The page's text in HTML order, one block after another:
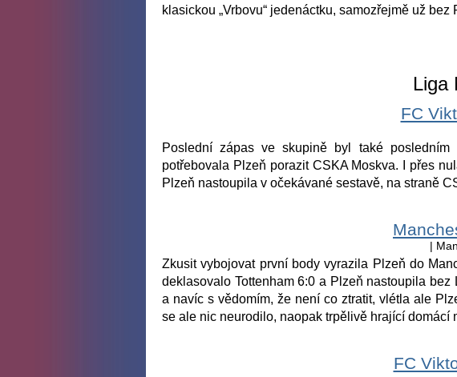
klasickou „Vrbovu“ jedenáctku, samozřejmě už bez
Liga
FC
Poslední zápas ve skupině byl také
potřebovala Plzeň porazit CSKA Moskva. I přes
Plzeň nastoupila v očekávané sestavě, na straně
|
Zkusit vybojovat první body vyrazila Plzeň do
deklasovalo Tottenham 6:0 a Plzeň nastoupila
a navíc s vědomím, že není co ztratit, vlétla ale
se ale nic neurodilo, naopak trpělivě hrající domácí
FC